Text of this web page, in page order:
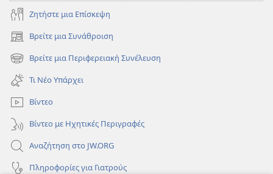
Ζητήστε μια Επίσκεψη
Βρείτε μια Συνάθροιση
(ανοίγει
νέο
παράθυρο)
Βρείτε μια Περιφερειακή Συνέλευση
(ανοίγει
νέο
παράθυρο)
Τι Νέο Υπάρχει
Βίντεο
Βίντεο με Ηχητικές Περιγραφές
Αναζήτηση στο JW.ORG
Πληροφορίες για Γιατρούς